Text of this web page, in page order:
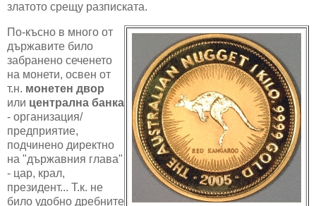
златото срещу разписката.
По-късно в много от
държавите било
забранено сеченето
на монети, освен от
т.н. монетен двор
или централна банка
- организация/
предприятие,
подчинено директно
на "държавния глава"
- цар, крал,
президент... Т.к. не
било удобно дребните